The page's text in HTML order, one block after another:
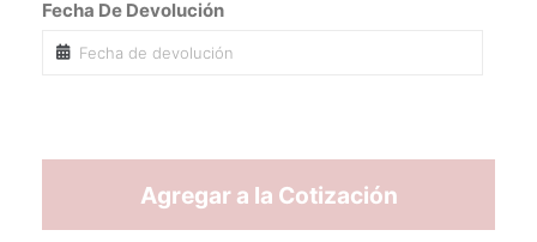
Fecha De Devolución
Agregar a la Cotización